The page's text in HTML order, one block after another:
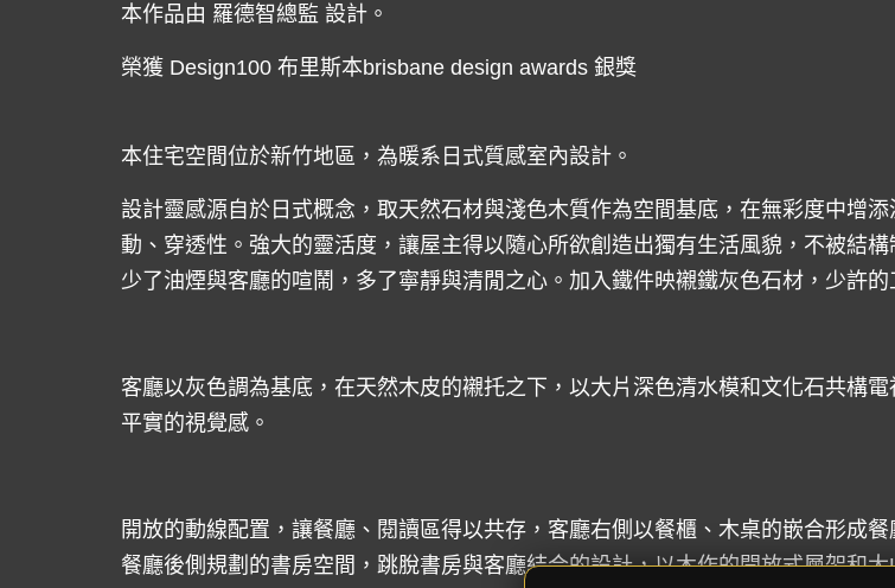
本作品由 羅德智總監 設計。
榮獲 Design100 布里斯本brisbane design awards 銀獎
本住宅空間位於新竹地區，為暖系日式質感室內設計。
設計靈感源自於日式概念，取天然石材與淺色木質作為空間基底，在無彩度中增
動、穿透性。強大的靈活度，讓屋主得以隨心所欲創造出獨有生活風貌，不被結
少了油煙與客廳的喧鬧，多了寧靜與清閒之心。加入鐵件映襯鐵灰色石材，少許
客廳以灰色調為基底，在天然木皮的襯托之下，以大片深色清水模和文化石共構
平實的視覺感。
開放的動線配置，讓餐廳、閱讀區得以共存，客廳右側以餐櫃、木桌的嵌合形成
餐廳後側規劃的書房空間，跳脫書房與客廳結合的設計，以木作的開放式層架和